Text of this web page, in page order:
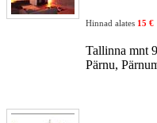
Hinnad alates 15 €
Tallinna mnt
Pärnu,